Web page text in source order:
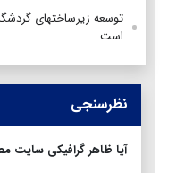
توسعه زیرساختهای
است
نظرسنجی
آیا ظاهر گرافیکی سایت